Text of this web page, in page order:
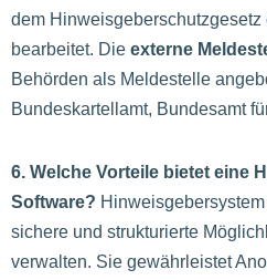
dem Hinweisgeberschutzgesetz
bearbeitet. Die externe
Behörden als Meldestelle
Bundeskartellamt, Bundesamt
6. Welche Vorteile bietet eine
Software?
sichere und strukturierte
verwalten. Sie gewährleistet